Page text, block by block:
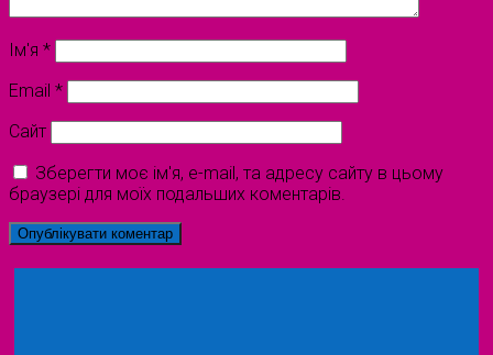
Ім'я *
Email *
Сайт
Зберегти моє ім'я, e-mail, та адресу сайту в цьому
браузері для моїх подальших коментарів.